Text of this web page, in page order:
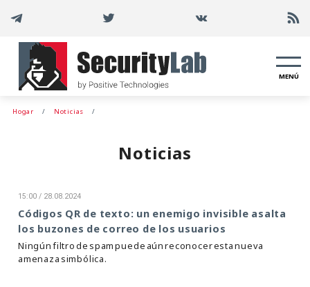
MENÚ
Hogar Noticias
Noticias
15:00 / 28.08.2024
Códigos QR de texto: un enemigo invisible asalta
los buzones de correo de los usuarios
Ningún filtro de spam puede aún reconocer esta nueva
amenaza simbólica.